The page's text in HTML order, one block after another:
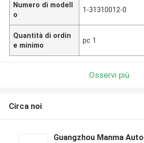
Numero di modell
o
1-31310012-0
Quantità di ordin
e minimo
pc 1
Osservi più
Circa noi
Guangzhou Manma Auto